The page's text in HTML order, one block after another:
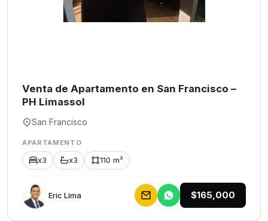
Venta de Apartamento en San Francisco –
PH Limassol
San Francisco
APARTAMENTO
x3 x3 110 m²
Eric Lima $165,000